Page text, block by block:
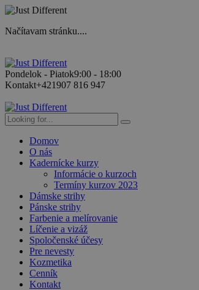
Načítavam stránku....
Pondelok - Piatok9:00 - 18:00
Kontakt+421907 816 947
Domov
O nás
Kadernícke kurzy
Informácie o kurzoch
Termíny kurzov 2023
Dámske strihy
Pánske strihy
Farbenie a melírovanie
Líčenie a vizáž
Spoločenské účesy
Pre nevesty
Kozmetika
Cenník
Kontakt